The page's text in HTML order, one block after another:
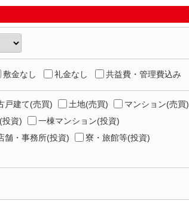
敷金なし 礼金なし 共益費・管理費込み
戸建て(売買) 土地(売買)
マンション(売買)
投資)
一棟マンション(投資)
舗・事務所(投資)
寮・旅館等(投資)